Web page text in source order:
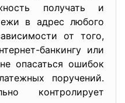
получать и
в адрес любого
от того,
банкингу или
опасаться ошибок
поручений.
контролирует